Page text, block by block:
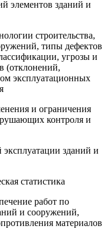
элементов зданий и
строительства,
типы дефектов
угрозы и
(отклонений,
эксплуатационных
и ограничения
контроля и
зданий и
статистика
работ по
и сооружений,
материалов